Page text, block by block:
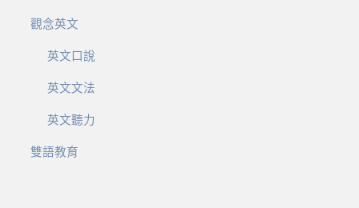
觀念英文
英文口說
英文文法
英文聽力
雙語教育